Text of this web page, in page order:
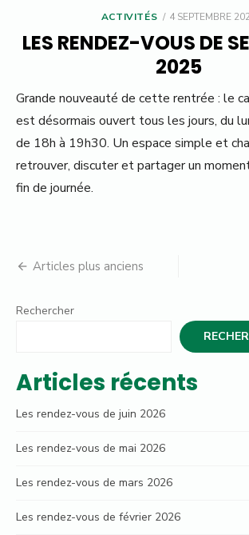
ACTIVITÉS
POSTED
4 SEPTEMBRE
LES RENDEZ-VOUS DE
2025
Grande nouveauté de cette rentrée : le
est désormais ouvert tous les jours, du
de 18h à 19h30. Un espace simple et
retrouver, discuter et partager un
fin de journée.
Navigation
articles
Articles plus anciens
Rechercher
Articles récents
Les rendez-vous de juin 2026
Les rendez-vous de mai 2026
Les rendez-vous de mars 2026
Les rendez-vous de février 2026